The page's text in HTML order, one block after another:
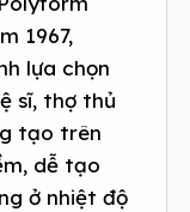
1967,
lựa chọn
sĩ, thợ thủ
tạo trên
dễ tạo
ở nhiệt độ